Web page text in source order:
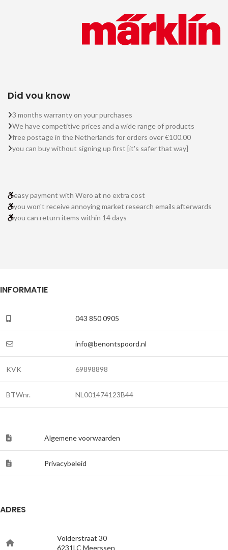
Did you know
3 months warranty on your purchases
We have competitive prices and a wide range of products
free postage in the Netherlands for orders over €100.00
you can buy without signing up first [it's safer that way]
easy payment with Wero at no extra cost
you won't receive annoying market research emails afterwards
you can return items within 14 days
INFORMATIE
043 850 0905
info@benontspoord.nl
KVK 69898898
BTWnr. NL001474123B44
Algemene voorwaarden
Privacybeleid
ADRES
Volderstraat 30
6231LC Meerssen